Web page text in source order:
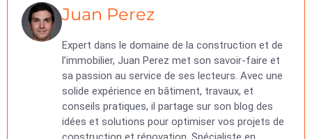
Juan Perez
Expert dans le domaine de la construction et de
l’immobilier, Juan Perez met son savoir-faire et
sa passion au service de ses lecteurs. Avec une
solide expérience en bâtiment, travaux, et
conseils pratiques, il partage sur son blog des
idées et solutions pour optimiser vos projets de